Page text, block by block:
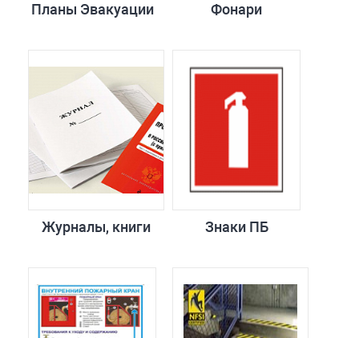
Планы Эвакуации Фонари
Журналы, книги Знаки ПБ